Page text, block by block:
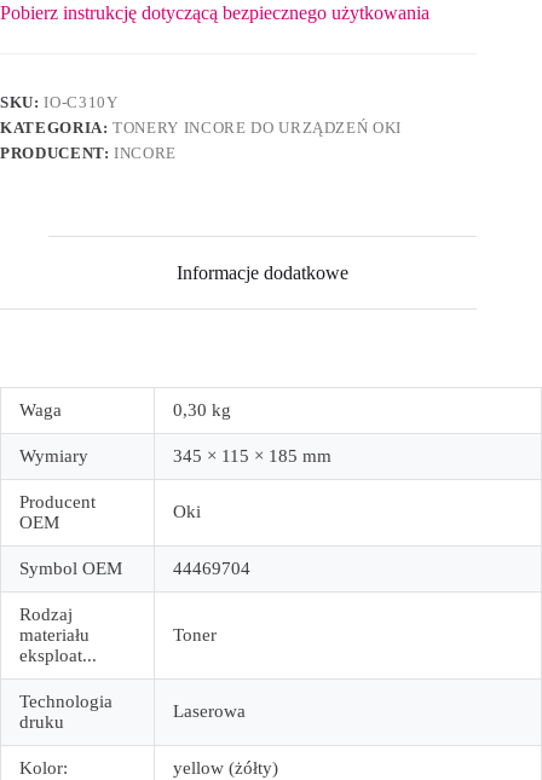
Pobierz instrukcję dotyczącą bezpiecznego użytkowania
SKU:IO-C310Y
KATEGORIA:TONERY INCORE DO URZĄDZEŃ OKI
PRODUCENT:INCORE
Informacje dodatkowe
Waga 0,30 kg
Wymiary 345 × 115 × 185 mm
Producent
OEM
Oki
Symbol OEM 44469704
Rodzaj
materiału
eksploat...
Toner
Technologia
druku
Laserowa
Kolor: yellow (żółty)